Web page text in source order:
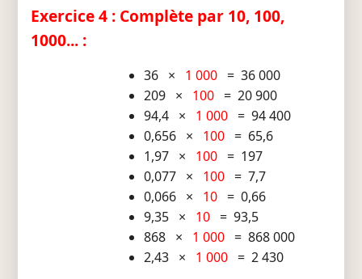
Exercice 4 : Complète par 10, 100,
1000... :
36 × 1 000= 36 000
209 × 100= 20 900
94,4 × 1 000= 94 400
0,656 × 100= 65,6
1,97 × 100= 197
0,077 × 100= 7,7
0,066 × 10= 0,66
9,35 × 10= 93,5
868 × 1 000= 868 000
2,43 × 1 000= 2 430